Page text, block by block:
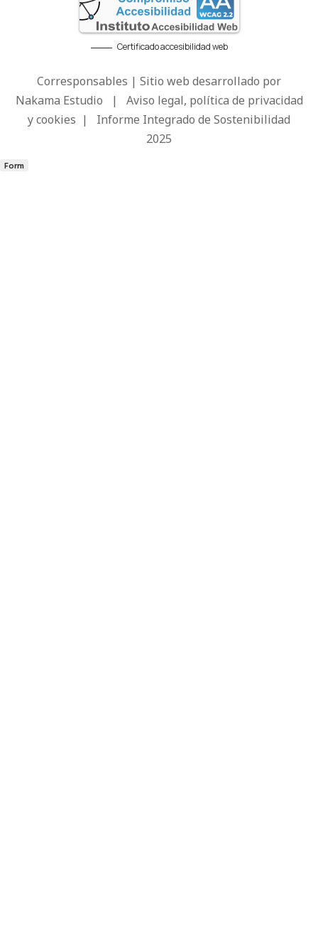
Certificado accesibilidad web
Corresponsables | Sitio web desarrollado por
Nakama Estudio | Aviso legal, política de privacidad
y cookies | Informe Integrado de Sostenibilidad
2025
Form